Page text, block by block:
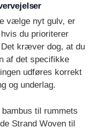
vælge nyt gulv, er
du prioriterer
kræver dog, at du
af det specifikke
udføres korrekt
og underlag.
til rummets
Strand Woven til